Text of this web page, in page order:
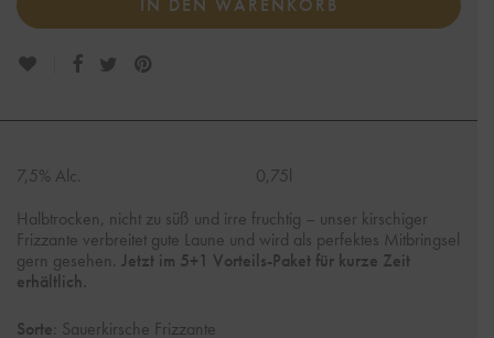
IN DEN WARENKORB
7,5% Alc.
0,75l
Halbtrocken, nicht zu süß und irre fruchtig – unser kirschiger
Frizzante verbreitet gute Laune und wird als perfektes Mitbringsel
gern gesehen. Jetzt im 5+1 Vorteils-Paket für kurze Zeit
erhältlich.
Sorte : Sauerkirsche Frizzante